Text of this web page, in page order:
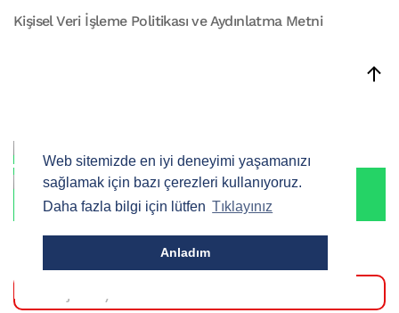
Web sitemizde en iyi deneyimi yaşamanızı
sağlamak için bazı çerezleri kullanıyoruz.
Daha fazla bilgi için lütfen Tıklayınız
Anladım
Kişisel Veri İşleme Politikası ve Aydınlatma Metni
WhatsApp
Satış Temsilcisi
Merhaba, size nasıl yardımcı olabilirim!